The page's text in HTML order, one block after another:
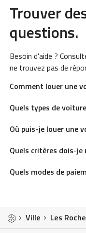
Trouver
questions.
Besoin d'aide ?
ne trouvez pas de
Comment louer une
Quels types de
Où puis-je louer une
Quels critères dois-je
Quels modes de
Ville Les